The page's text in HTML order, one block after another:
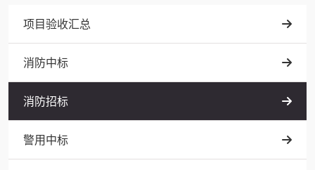
项目验收汇总
消防中标
消防招标
警用中标